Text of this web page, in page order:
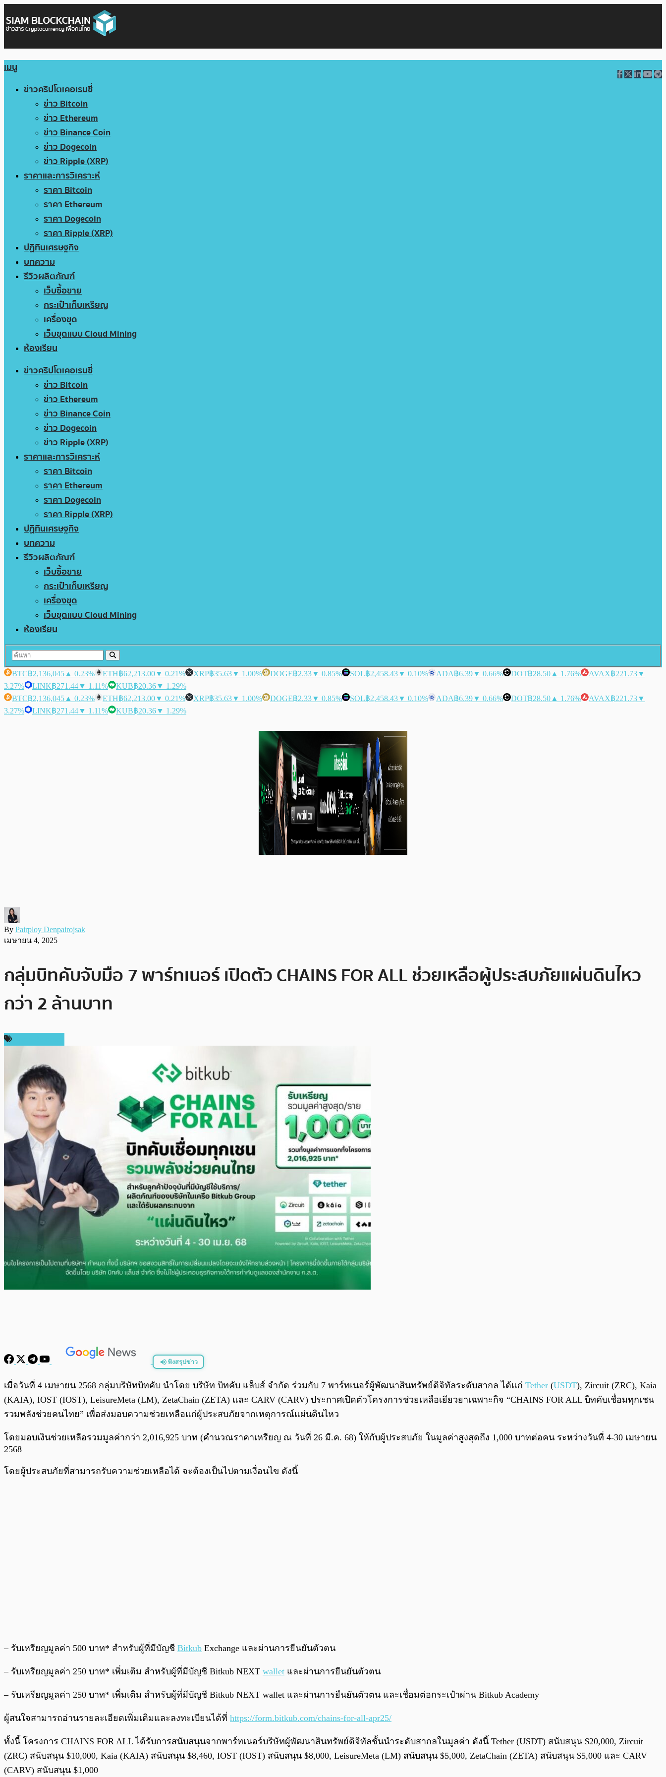
เมนู
ข่าวคริปโตเคอเรนซี่
ข่าว Bitcoin
ข่าว Ethereum
ข่าว Binance Coin
ข่าว Dogecoin
ข่าว Ripple (XRP)
ราคาและการวิเคราะห์
ราคา Bitcoin
ราคา Ethereum
ราคา Dogecoin
ราคา Ripple (XRP)
ปฏิทินเศรษฐกิจ
บทความ
รีวิวผลิตภัณฑ์
เว็บซื้อขาย
กระเป๋าเก็บเหรียญ
เครื่องขุด
เว็บขุดแบบ Cloud Mining
ห้องเรียน
ข่าวคริปโตเคอเรนซี่
ข่าว Bitcoin
ข่าว Ethereum
ข่าว Binance Coin
ข่าว Dogecoin
ข่าว Ripple (XRP)
ราคาและการวิเคราะห์
ราคา Bitcoin
ราคา Ethereum
ราคา Dogecoin
ราคา Ripple (XRP)
ปฏิทินเศรษฐกิจ
บทความ
รีวิวผลิตภัณฑ์
เว็บซื้อขาย
กระเป๋าเก็บเหรียญ
เครื่องขุด
เว็บขุดแบบ Cloud Mining
ห้องเรียน
BTC฿2,136,045 ▲ 0.23% ETH฿62,213.00▼ 0.21% XRP฿35.63▼ 1.00% DOGE฿2.33▼ 0.85% SOL฿2,458.43▼ 0.10% ADA฿6.39▼ 0.66% DOT฿28.50 ▲ 1.76% AVAX฿221.73▼
3.27%
LINK฿271.44▼ 1.11% KUB฿20.36▼ 1.29%
BTC฿2,136,045 ▲ 0.23% ETH฿62,213.00▼ 0.21% XRP฿35.63▼ 1.00% DOGE฿2.33▼ 0.85% SOL฿2,458.43▼ 0.10% ADA฿6.39▼ 0.66% DOT฿28.50 ▲ 1.76% AVAX฿221.73▼
3.27%
LINK฿271.44▼ 1.11% KUB฿20.36▼ 1.29%
By Pairploy Denpairojsak
เมษายน 4, 2025
กลุ่มบิทคับจับมือ 7 พาร์ทเนอร์ เปิดตัว CHAINS FOR ALL ช่วยเหลือผู้ประสบภัยแผ่นดินไหว
กว่า 2 ล้านบาท
ฟังสรุปข่าว
พร้อมเล่น 0:00 /0:00
เมื่อวันที่ 4 เมษายน 2568 กลุ่มบริษัทบิทคับ นำโดย บริษัท บิทคับ แล็บส์ จำกัด ร่วมกับ 7 พาร์ทเนอร์ผู้พัฒนาสินทรัพย์ดิจิทัลระดับสากล ได้แก่ Tether (USDT), Zircuit (ZRC), Kaia
(KAIA), IOST (IOST), LeisureMeta (LM), ZetaChain (ZETA) และ CARV (CARV) ประกาศเปิดตัวโครงการช่วยเหลือเยียวยาเฉพาะกิจ “CHAINS FOR ALL บิทคับเชื่อมทุกเชน
รวมพลังช่วยคนไทย” เพื่อส่งมอบความช่วยเหลือแก่ผู้ประสบภัยจากเหตุการณ์แผ่นดินไหว
โดยมอบเงินช่วยเหลือรวมมูลค่ากว่า 2,016,925 บาท (คำนวณราคาเหรียญ ณ วันที่ 26 มี.ค. 68) ให้กับผู้ประสบภัย ในมูลค่าสูงสุดถึง 1,000 บาทต่อคน ระหว่างวันที่ 4-30 เมษายน
2568
โดยผู้ประสบภัยที่สามารถรับความช่วยเหลือได้ จะต้องเป็นไปตามเงื่อนไข ดังนี้
– รับเหรียญมูลค่า 500 บาท* สำหรับผู้ที่มีบัญชี Bitkub Exchange และผ่านการยืนยันตัวตน
– รับเหรียญมูลค่า 250 บาท* เพิ่มเติม สำหรับผู้ที่มีบัญชี Bitkub NEXT wallet และผ่านการยืนยันตัวตน
– รับเหรียญมูลค่า 250 บาท* เพิ่มเติม สำหรับผู้ที่มีบัญชี Bitkub NEXT wallet และผ่านการยืนยันตัวตน และเชื่อมต่อกระเป๋าผ่าน Bitkub Academy
ผู้สนใจสามารถอ่านรายละเอียดเพิ่มเติมและลงทะเบียนได้ที่ https://form.bitkub.com/chains-for-all-apr25/
ทั้งนี้ โครงการ CHAINS FOR ALL ได้รับการสนับสนุนจากพาร์ทเนอร์บริษัทผู้พัฒนาสินทรัพย์ดิจิทัลชั้นนำระดับสากลในมูลค่า ดังนี้ Tether (USDT) สนับสนุน $20,000, Zircuit
(ZRC) สนับสนุน $10,000, Kaia (KAIA) สนับสนุน $8,460, IOST (IOST) สนับสนุน $8,000, LeisureMeta (LM) สนับสนุน $5,000, ZetaChain (ZETA) สนับสนุน $5,000 และ CARV
(CARV) สนับสนุน $1,000